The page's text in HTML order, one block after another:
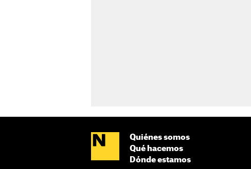
Quiénes somos
Qué hacemos
Dónde estamos